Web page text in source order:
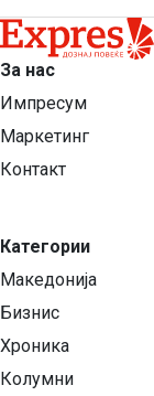
За нас
Импресум
Маркетинг
Контакт
Категории
Македонија
Бизнис
Хроника
Колумни